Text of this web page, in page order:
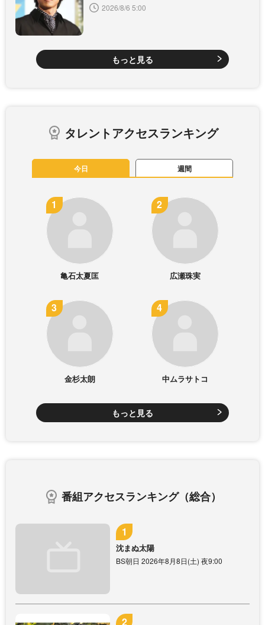
2026/8/6 5:00
もっと見る
タレントアクセスランキング
今日 週間
亀石太夏匡 広瀬珠実
金杉太朗 中ムラサトコ
もっと見る
番組アクセスランキング（総合）
沈まぬ太陽
BS朝日 2026年8月8日(土) 夜9:00